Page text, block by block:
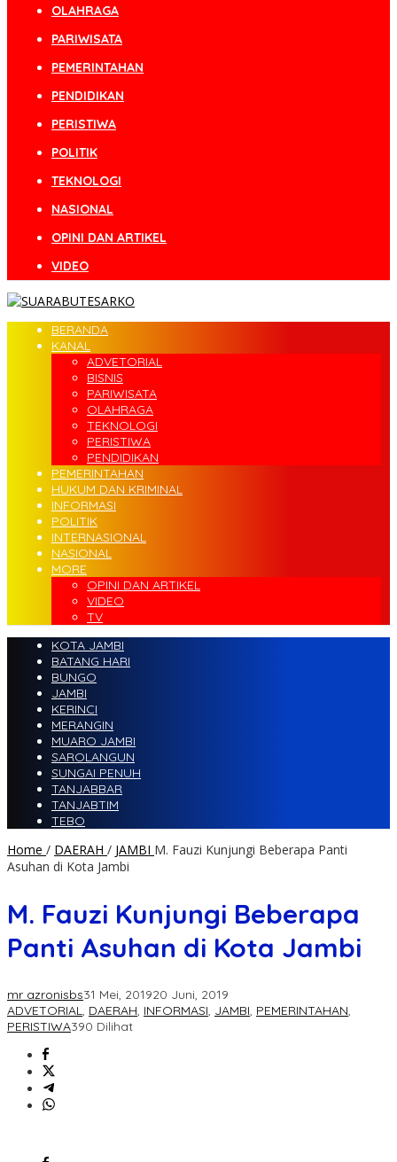
OLAHRAGA
PARIWISATA
PEMERINTAHAN
PENDIDIKAN
PERISTIWA
POLITIK
TEKNOLOGI
NASIONAL
OPINI DAN ARTIKEL
VIDEO
BERANDA
KANAL
ADVETORIAL
BISNIS
PARIWISATA
OLAHRAGA
TEKNOLOGI
PERISTIWA
PENDIDIKAN
PEMERINTAHAN
HUKUM DAN KRIMINAL
INFORMASI
POLITIK
INTERNASIONAL
NASIONAL
MORE
OPINI DAN ARTIKEL
VIDEO
TV
KOTA JAMBI
BATANG HARI
BUNGO
JAMBI
KERINCI
MERANGIN
MUARO JAMBI
SAROLANGUN
SUNGAI PENUH
TANJABBAR
TANJABTIM
TEBO
Home / DAERAH / JAMBI M. Fauzi Kunjungi Beberapa Panti
Asuhan di Kota Jambi
M. Fauzi Kunjungi Beberapa
Panti Asuhan di Kota Jambi
mr azronisbs31 Mei, 201920 Juni, 2019
ADVETORIAL, DAERAH, INFORMASI, JAMBI, PEMERINTAHAN,
PERISTIWA390 Dilihat